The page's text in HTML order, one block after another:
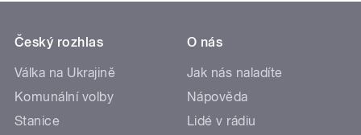
Český rozhlas
Válka na Ukrajině
Komunální volby
Stanice
O nás
Jak nás naladíte
Nápověda
Lidé v rádiu